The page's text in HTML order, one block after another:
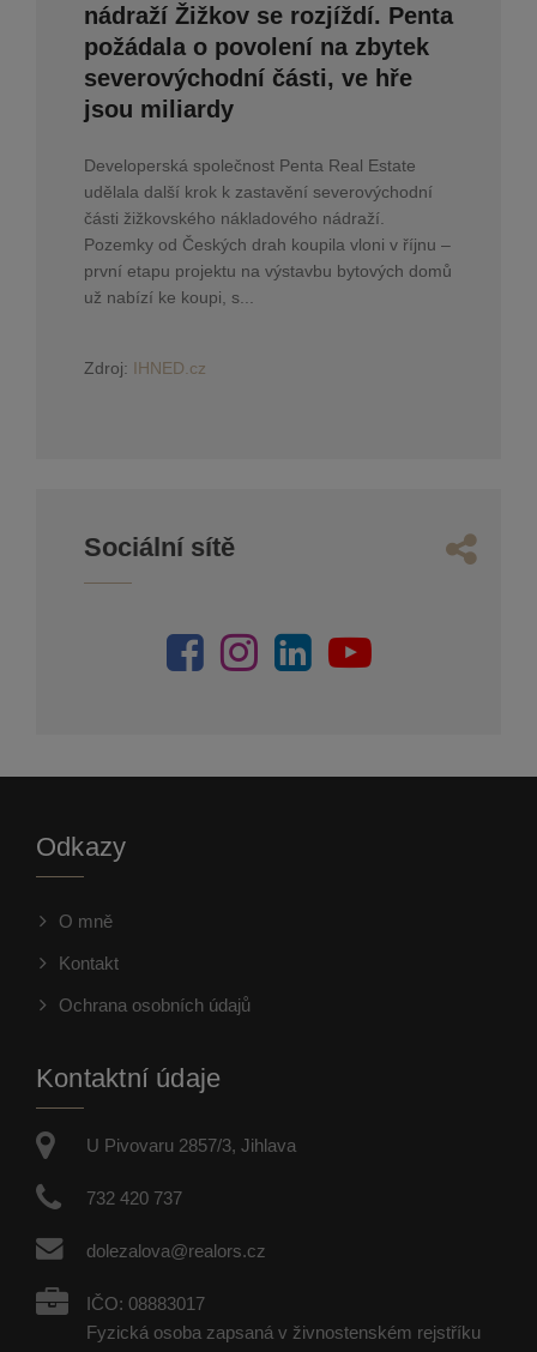
nádraží Žižkov se rozjíždí. Penta
požádala o povolení na zbytek
severovýchodní části, ve hře
jsou miliardy
Developerská společnost Penta Real Estate
udělala další krok k zastavění severovýchodní
části žižkovského nákladového nádraží.
Pozemky od Českých drah koupila vloni v říjnu –
první etapu projektu na výstavbu bytových domů
už nabízí ke koupi, s...
Zdroj: IHNED.cz
Sociální sítě
Odkazy
O mně
Kontakt
Ochrana osobních údajů
Kontaktní údaje
U Pivovaru 2857/3, Jihlava
732 420 737
dolezalova@realors.cz
IČO: 08883017
Fyzická osoba zapsaná v živnostenském rejstříku